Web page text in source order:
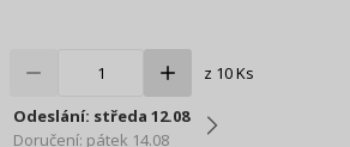
z 10 Ks
Odeslání: středa 12.08
Doručení: pátek 14.08